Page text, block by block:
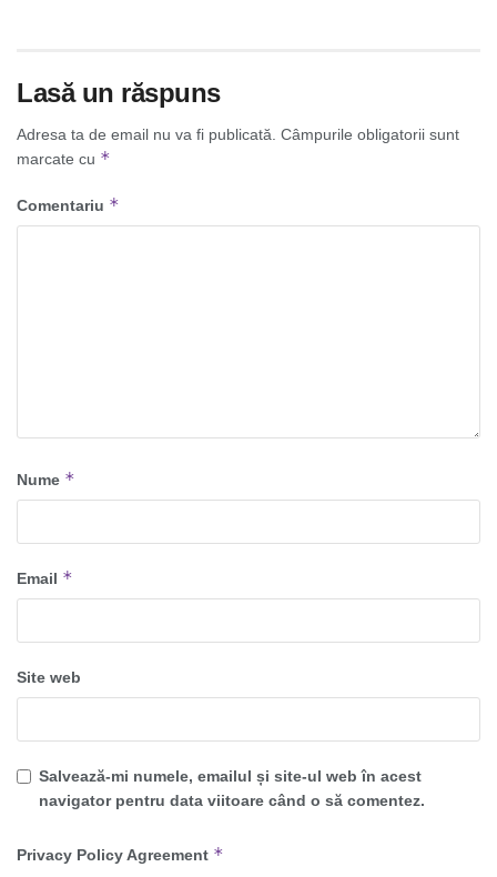
Lasă un răspuns
Adresa ta de email nu va fi publicată. Câmpurile obligatorii sunt
marcate cu *
Comentariu *
Nume *
Email *
Site web
Salvează-mi numele, emailul și site-ul web în acest
navigator pentru data viitoare când o să comentez.
Privacy Policy Agreement *